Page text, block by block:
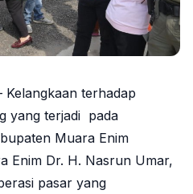
Kelangkaan terhadap
yang terjadi pada
Muara Enim
Enim Dr. H. Nasrun Umar,
pasar yang